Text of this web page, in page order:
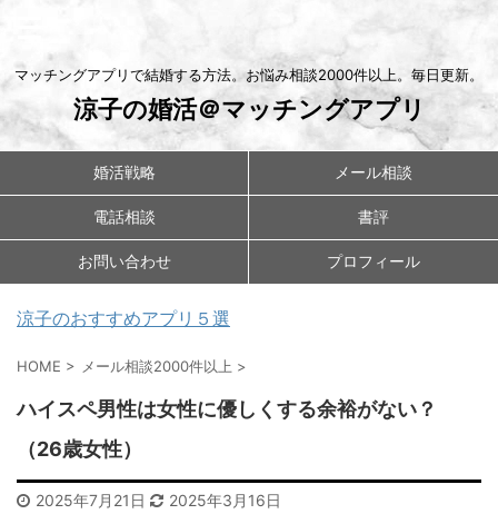
マッチングアプリで結婚する方法。お悩み相談2000件以上。毎日更新。
涼子の婚活＠マッチングアプリ
婚活戦略 メール相談
電話相談 書評
お問い合わせ プロフィール
涼子のおすすめアプリ５選
HOME > メール相談2000件以上 >
ハイスペ男性は女性に優しくする余裕がない？
（26歳女性）
2025年7月21日 2025年3月16日